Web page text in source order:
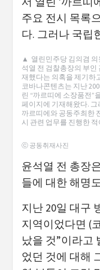
▲ 열린민주당 김의겸 의
석열 전 검찰총장의 부인
재했다는 의혹을 제기하
코바나콘텐츠는 지난
린 “까르띠에 소장품전”
페이지에 기재해왔다. 그
까르띠에와 공동주최한
시 관련 업무를 진행한
ⓒ 공동취재사진
윤석열 전 총장
들에 대한 해명
지난 20일 대구
지역이었다면 (
났을 것”이라고
었던 것에 대해